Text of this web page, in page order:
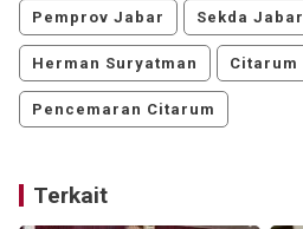
Pemprov Jabar Sekda Jabar
Herman Suryatman Citarum
Pencemaran Citarum
Terkait